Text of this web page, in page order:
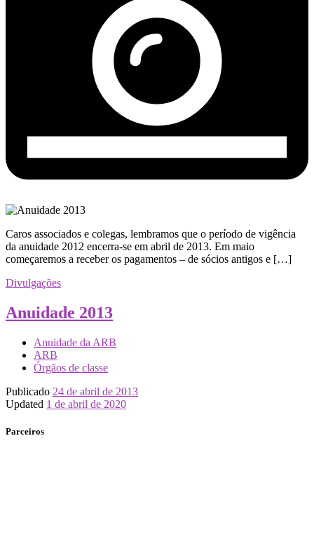
Caros associados e colegas, lembramos que o período de vigência
da anuidade 2012 encerra-se em abril de 2013. Em maio
começaremos a receber os pagamentos – de sócios antigos e […]
Divulgações
Anuidade 2013
Anuidade da ARB
ARB
Órgãos de classe
Publicado 24 de abril de 2013
Updated 1 de abril de 2020
Parceiros